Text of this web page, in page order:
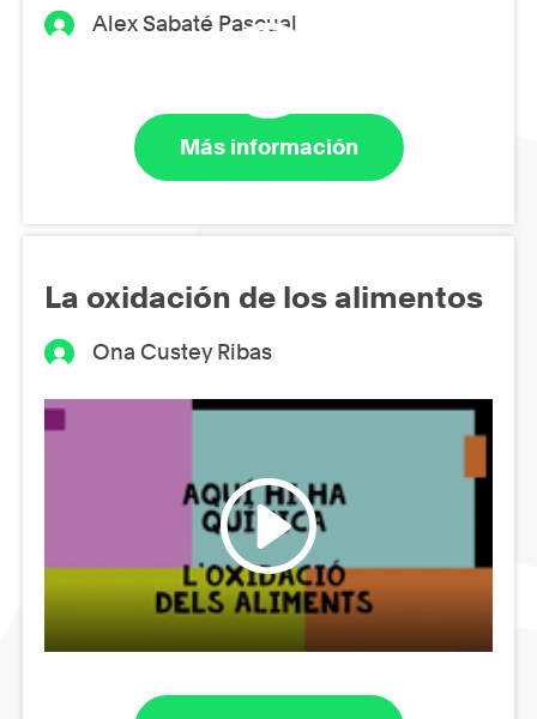
Alex Sabaté Pascual
Más información
La oxidación de los alimentos
Ona Custey Ribas